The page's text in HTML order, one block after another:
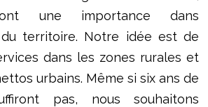
une importance dans
du territoire. Notre idée est de
dans les zones rurales et
urbains. Même si six ans de
pas, nous souhaitons